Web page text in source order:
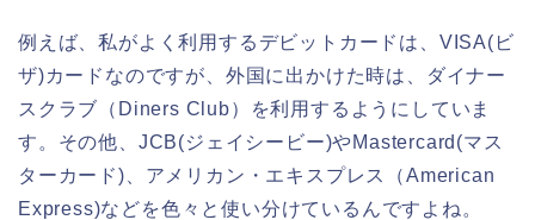
例えば、私がよく利用するデビットカードは、VISA(ビ
ザ)カードなのですが、外国に出かけた時は、ダイナー
スクラブ（Diners Club）を利用するようにしていま
す。その他、JCB(ジェイシービー)やMastercard(マス
ターカード)、アメリカン・エキスプレス（American
Express)などを色々と使い分けているんですよね。